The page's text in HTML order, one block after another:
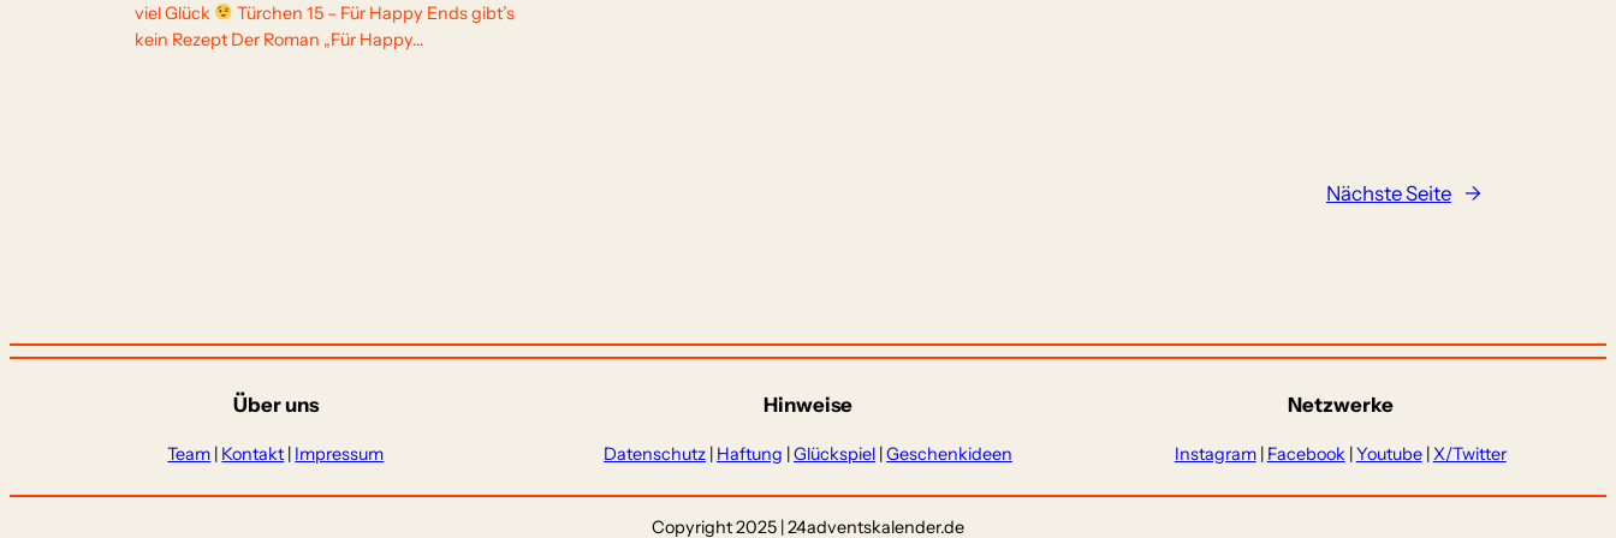
viel Glück
Türchen 15 – Für Happy Ends gibt’s
kein Rezept Der Roman „Für Happy…
Nächste Seite →
Über uns
Team | Kontakt | Impressum
Hinweise
Datenschutz | Haftung |Glückspiel |Geschenkideen
Netzwerke
Instagram| Facebook|Youtube|X/Twitter
Copyright 2025 | 24adventskalender.de